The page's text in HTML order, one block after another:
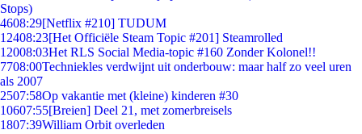
Stops)
4608:29[Netflix #210] TUDUM
12408:23[Het Officiële Steam Topic #201] Steamrolled
12008:03Het RLS Social Media-topic #160 Zonder Kolonel!!
7708:00Techniekles verdwijnt uit onderbouw: maar half zo veel uren
als 2007
2507:58Op vakantie met (kleine) kinderen #30
10607:55[Breien] Deel 21, met zomerbreisels
1807:39William Orbit overleden